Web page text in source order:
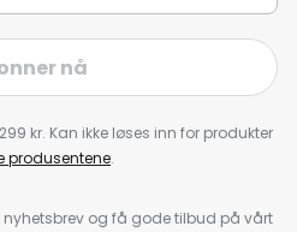
nå
kr. Kan ikke løses inn for produkter
produsentene.
og få gode tilbud på vårt